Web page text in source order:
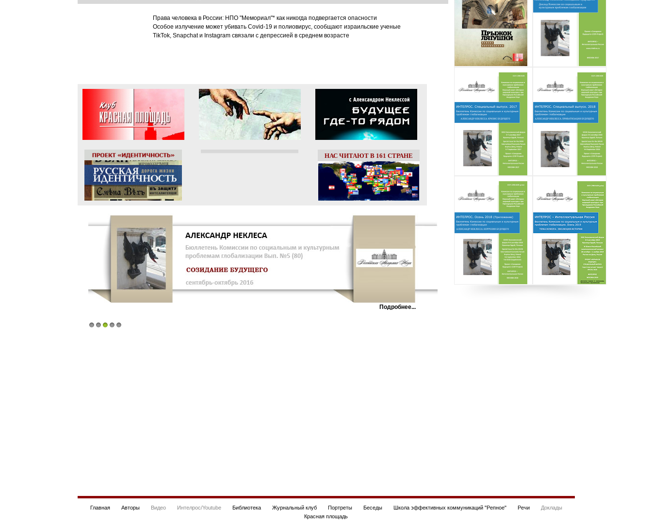
Права человека в России: НПО "Мемориал"* как никогда подвергается опасности
Особое излучение может убивать Covid-19 и полиовирус, сообщают израильские ученые
TikTok, Snapchat и Instagram связали с депрессией в среднем возрасте
НАС ЧИТАЮТ В 161 СТРАНЕ
Подробнее...
Главная Авторы Видео Интелрос/Youtube Библиотека Журнальный клуб Портреты Беседы Школа эффективных коммуникаций "Репное" Речи
Доклады
Красная площадь